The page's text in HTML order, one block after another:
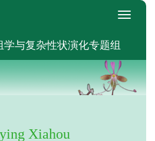
switch
与复杂性状演化专题组
Xiahou